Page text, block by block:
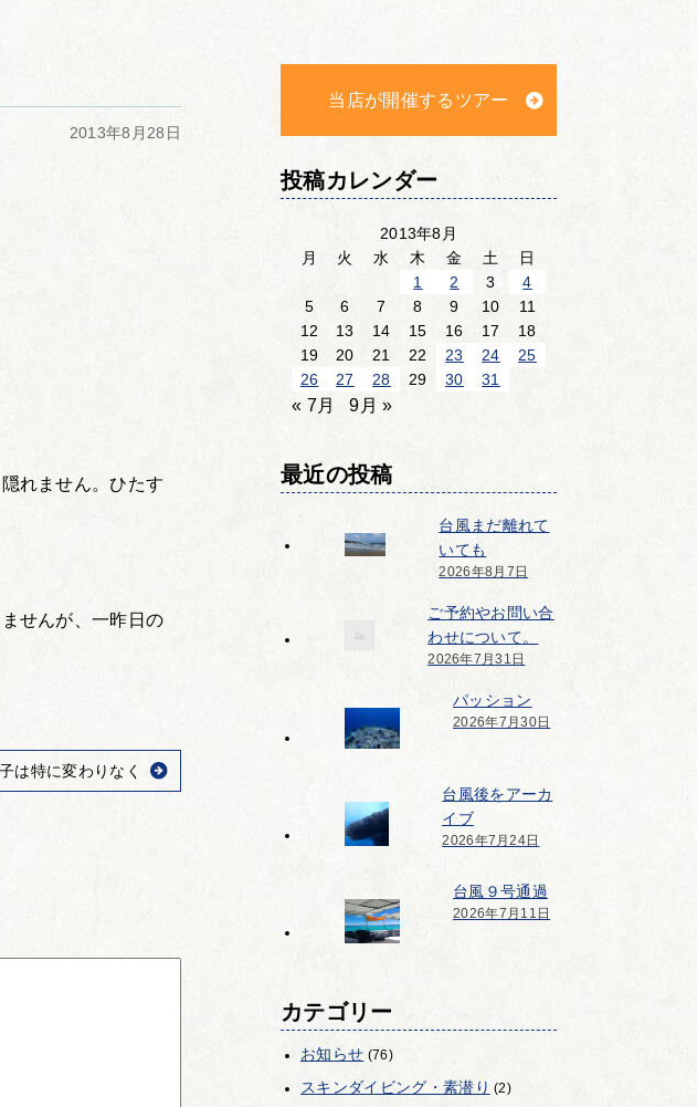
2013年8月28日
れません。ひたす
せんが、一昨日の
は特に変わりなく
当店が開催するツアー
投稿カレンダー
2013年8月
月
火 水 木 金 土
日
1
2 3
4
5
6 7 8 9 10
11
12
13 14 15 16 17
18
19
20 21 22 23 24
25
26
27 28 29 30 31
« 7月 9月 »
最近の投稿
台風まだ離れて
いても
2026年8月7日
ご予約やお問い合
わせについて。
2026年7月31日
パッション
2026年7月30日
台風後をアーカ
イブ
2026年7月24日
台風９号通過
2026年7月11日
カテゴリー
お知らせ (76)
スキンダイビング・素潜り (2)